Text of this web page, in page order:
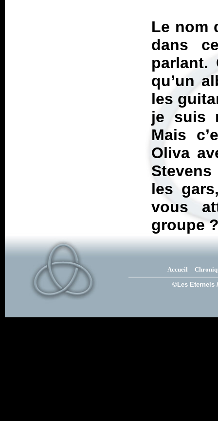
Le nom
dans
qu’un
les
je suis
Mais
Oliva
les
vous
groupe
Accueil
©Les Eternels